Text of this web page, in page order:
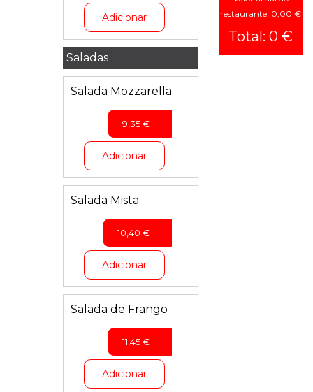
Adicionar
Saladas
Salada Mozzarella
9,35€
Adicionar
Salada Mista
10,40 €
Adicionar
Salada de Frango
11,45€
Adicionar
restaurante: 0,00 €
Total: 0 €